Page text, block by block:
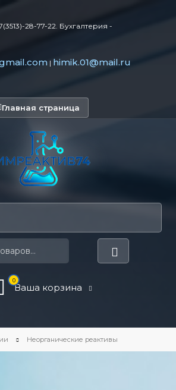
28-77-22. Бухгалтерия -
| himik.01@mail.ru
Главная страница
0
Ваша корзина
Неорганические реактивы